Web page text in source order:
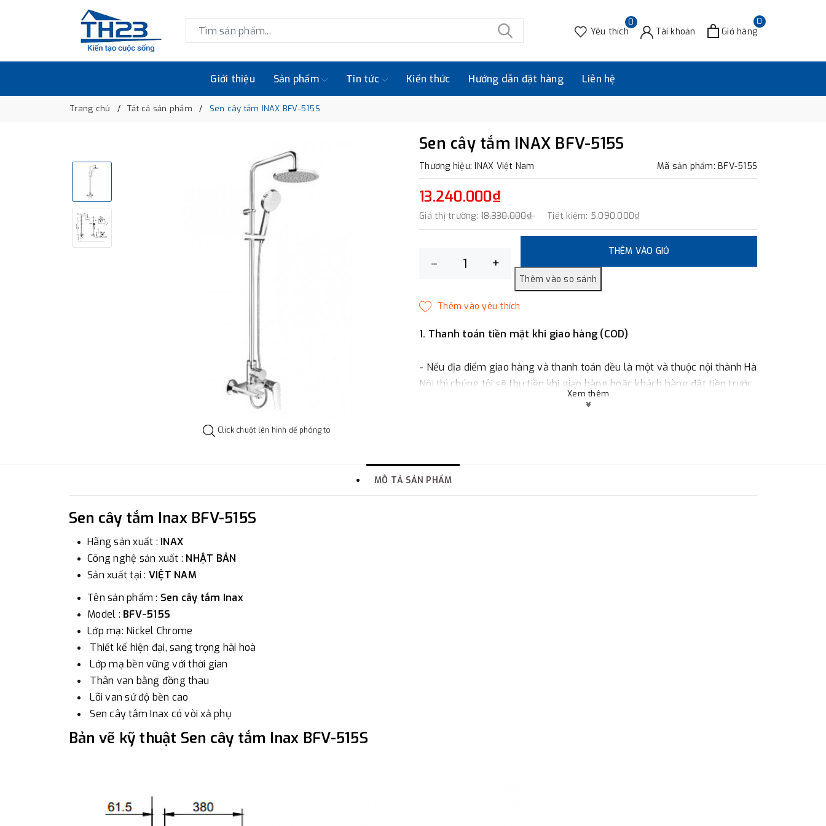
0
Yêu thích Tài khoản
0
Giỏ hàng
Giới thiệu Sản phẩm Tin tức Kiến thức Hướng dẫn đặt hàng Liên hệ
Trang chủ Tất cả sản phẩm Sen cây tắm INAX BFV-515S
Click chuột lên hình để phóng to
Sen cây tắm INAX BFV-515S
Thương hiệu: INAX Việt Nam Mã sản phẩm: BFV-515S
13.240.000₫
Giá thị trường: 18.330.000₫ Tiết kiệm: 5.090.000₫
– +
THÊM VÀO GIỎ
1. Thanh toán tiền mặt khi giao hàng (COD)
- Nếu địa điểm giao hàng và thanh toán đều là một và thuộc nội thành Hà
Nội thì chúng tôi sẽ thu tiền khi giao hàng hoặc khách hàng đặt tiền trước
một phần giá trị đơn hàng tùy thuộc vào đơn hàng.
-Showroom Thanh HươngĐịa chỉ : 23 phố Cát Linh, phường Cát Linh,
quận Đống Đa, Hà Nội.
Xem thêm
MÔ TẢ SẢN PHẨM
Sen cây tắm Inax BFV-515S
Hãng sản xuất : INAX
Công nghệ sản xuất : NHẬT BẢN
Sản xuất tại : VIỆT NAM
Tên sản phẩm : Sen cây tắm Inax
Model : BFV-515S
Lớp mạ: Nickel Chrome
Thiết kế hiện đại, sang trọng hài hoà
Lớp mạ bền vững với thời gian
Thân van bằng đồng thau
Lõi van sứ độ bền cao
Sen cây tắm Inax có vòi xả phụ
Bản vẽ kỹ thuật Sen cây tắm Inax BFV-515S